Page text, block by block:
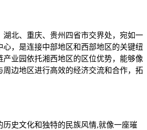
湖北、重庆、贵州四省市交界处，宛如一
心，是连接中部地区和西部地区的关键纽
产业园依托湘西地区的区位优势，能够像
周边地区进行高效的经济交流和合作，拓
历史文化和独特的民族风情,就像一座璀